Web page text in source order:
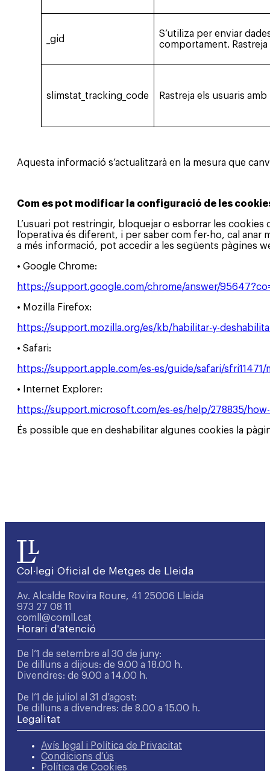
_gid
S’utiliza per enviar
comportament.
slimstat_tracking_code Rastreja els usuaris
Aquesta informació s’actualitzarà en la mesura que
Com es pot modificar la configuració de les
L’usuari pot restringir, bloquejar o esborrar les cookies
l’operativa és diferent, i per saber com fer-ho, cal anar
a més informació, pot accedir a les següents pàgines
• Google Chrome:
https://support.google.com/chrome/answer/
• Mozilla Firefox:
https://support.mozilla.org/es/kb/habilitar-y-
• Safari:
https://support.apple.com/es-es/guide/safari/sfri11471/
• Internet Explorer:
https://support.microsoft.com/es-es/help/278835/
És possible que en deshabilitar algunes cookies la
Col·legi Oficial de Metges de Lleida
Av. Alcalde Rovira Roure, 41 25006 Lleida
973 27 08 11
comll@comll.cat
Horari d'atenció
De l’1 de setembre al 30 de juny:
De dilluns a dijous: de 9.00 a 18.00 h.
Divendres: de 9.00 a 14.00 h.
De l’1 de juliol al 31 d’agost:
De dilluns a divendres: de 8.00 a 15.00 h.
Legalitat
Avís legal i Política de Privacitat
Condicions d’ús
Política de Cookies